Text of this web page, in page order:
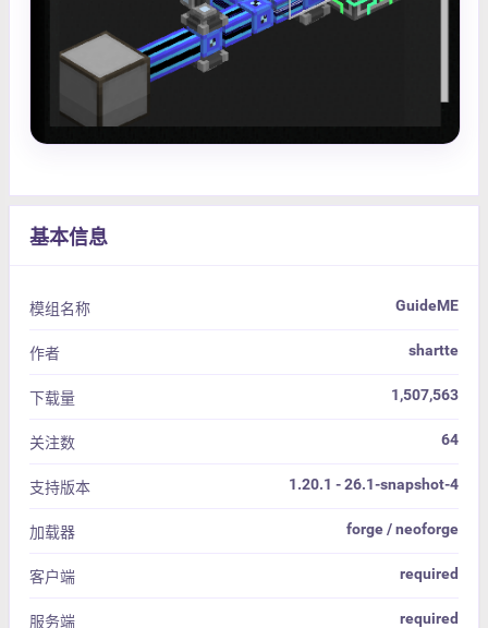
基本信息
模组名称 GuideME
作者 shartte
下载量 1,507,563
关注数 64
支持版本 1.20.1 - 26.1-snapshot-4
加载器 forge / neoforge
客户端 required
服务端 required